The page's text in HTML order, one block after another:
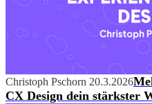
Christoph Pschorn 20.3.2026
CX Design dein stärkster